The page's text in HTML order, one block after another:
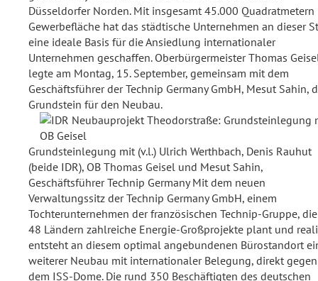
Düsseldorfer Norden. Mit insgesamt 45.000 Quadratmetern
Gewerbefläche hat das städtische Unternehmen an dieser
eine ideale Basis für die Ansiedlung internationaler
Unternehmen geschaffen. Oberbürgermeister Thomas
legte am Montag, 15. September, gemeinsam mit dem
Geschäftsführer der Technip Germany GmbH, Mesut Sahin,
Grundstein für den Neubau.
Grundsteinlegung mit (v.l.) Ulrich Werthbach, Denis Rauhut
(beide IDR), OB Thomas Geisel und Mesut Sahin,
Geschäftsführer Technip Germany Mit dem neuen
Verwaltungssitz der Technip Germany GmbH, einem
Tochterunternehmen der französischen Technip-Gruppe,
48 Ländern zahlreiche Energie-Großprojekte plant und
entsteht an diesem optimal angebundenen Bürostandort
weiterer Neubau mit internationaler Belegung, direkt
dem ISS-Dome. Die rund 350 Beschäftigten des deutschen